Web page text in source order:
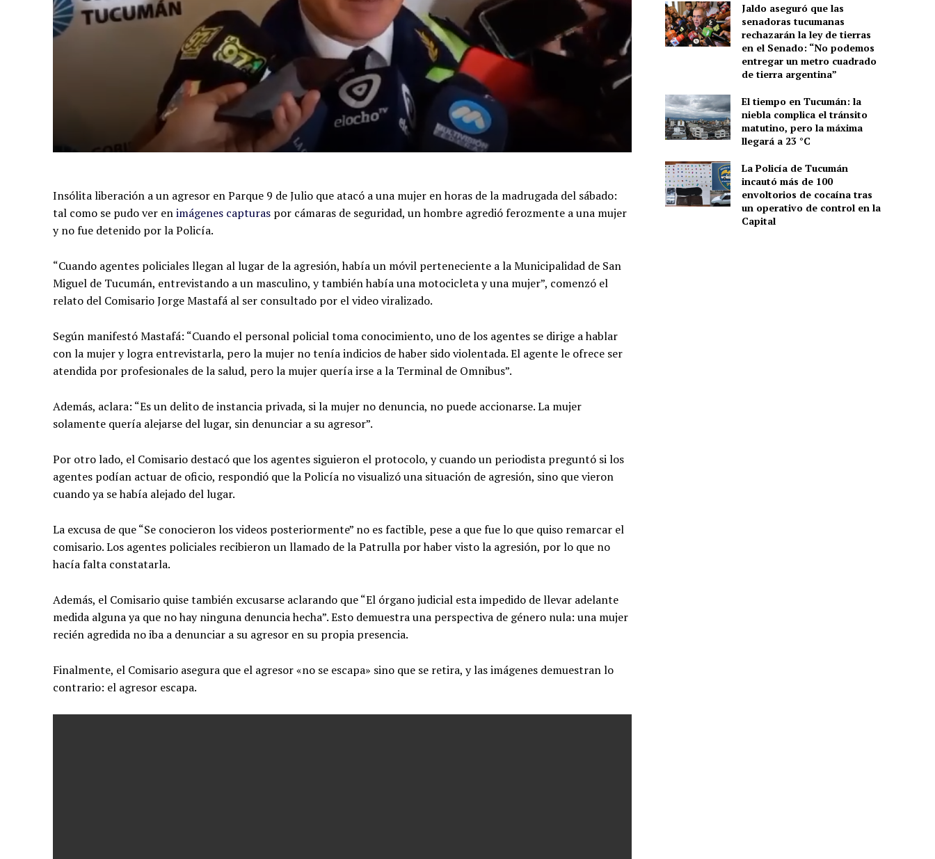
Insólita liberación a un agresor en Parque 9 de Julio que atacó a una mujer en horas de la madrugada del sábado:
tal como se pudo ver enimágenes capturas por cámaras de seguridad, un hombre agredió ferozmente a una mujer
y no fue detenido por la Policía.
“Cuando agentes policiales llegan al lugar de la agresión, había un móvil perteneciente a la Municipalidad de San
Miguel de Tucumán, entrevistando a un masculino, y también había una motocicleta y una mujer”, comenzó el
relato del Comisario Jorge Mastafá al ser consultado por el video viralizado.
Según manifestó Mastafá: “Cuando el personal policial toma conocimiento, uno de los agentes se dirige a hablar
con la mujer y logra entrevistarla, pero la mujer no tenía indicios de haber sido violentada. El agente le ofrece ser
atendida por profesionales de la salud, pero la mujer quería irse a la Terminal de Omnibus”.
Además, aclara: “Es un delito de instancia privada, si la mujer no denuncia, no puede accionarse. La mujer
solamente quería alejarse del lugar, sin denunciar a su agresor”.
Por otro lado, el Comisario destacó que los agentes siguieron el protocolo, y cuando un periodista preguntó si los
agentes podían actuar de oficio, respondió que la Policía no visualizó una situación de agresión, sino que vieron
cuando ya se había alejado del lugar.
La excusa de que “Se conocieron los videos posteriormente” no es factible, pese a que fue lo que quiso remarcar el
comisario. Los agentes policiales recibieron un llamado de la Patrulla por haber visto la agresión, por lo que no
hacía falta constatarla.
Además, el Comisario quise también excusarse aclarando que “El órgano judicial esta impedido de llevar adelante
medida alguna ya que no hay ninguna denuncia hecha”. Esto demuestra una perspectiva de género nula: una mujer
recién agredida no iba a denunciar a su agresor en su propia presencia.
Finalmente, el Comisario asegura que el agresor «no se escapa» sino que se retira, y las imágenes demuestran lo
contrario: el agresor escapa.
Jaldo aseguró que las
senadoras tucumanas
rechazarán la ley de tierras
en el Senado: “No podemos
entregar un metro cuadrado
de tierra argentina”
El tiempo en Tucumán: la
niebla complica el tránsito
matutino, pero la máxima
llegará a 23 °C
La Policía de Tucumán
incautó más de 100
envoltorios de cocaína tras
un operativo de control en la
Capital